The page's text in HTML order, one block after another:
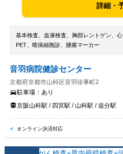
詳細・
基本検査、血液検査、胸部レントゲン、
PET、喀痰細胞診、腫瘍マーカー
音羽病院健診センター
京都府京都市山科区音羽珍事町2
駐車場： あり
京阪山科駅 / 四宮駅 / 山科駅 / 追分駅
オンライン決済対応